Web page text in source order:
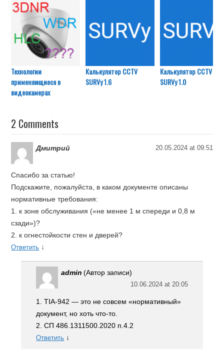
Технологии
применяющиеся в
видеокамерах
Калькулятор CCTV
SURVy 1.6
Калькулятор CCTV
SURVy 1.0
2 Comments
Дмитрий 20.05.2024 at 09:51
Спасибо за статью!
Подскажите, пожалуйста, в каком документе описаны
нормативные требования:
1. к зоне обслуживания («не менее 1 м спереди и 0,8 м
сзади»)?
2. к огнестойкости стен и дверей?
Ответить ↓
admin (Автор записи)
10.06.2024 at 20:05
1. TIA-942 — это не совсем «нормативный»
документ, но хоть что-то.
2. СП 486.1311500.2020 п.4.2
Ответить ↓